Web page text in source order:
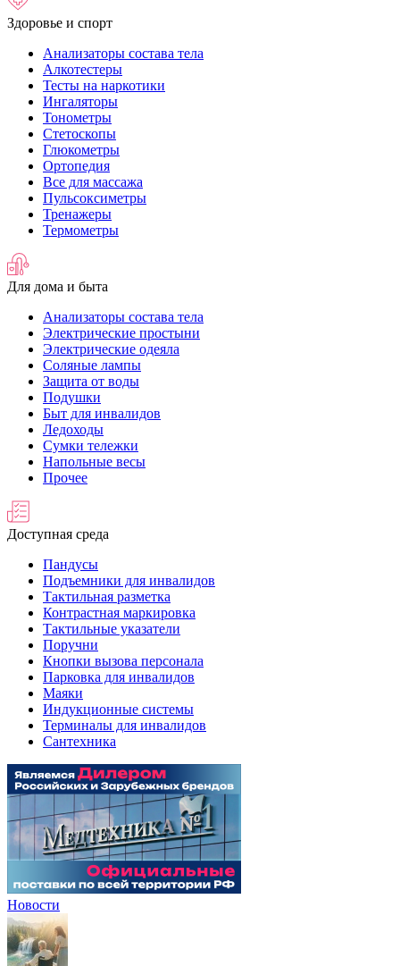
Здоровье и спорт
Анализаторы состава тела
Алкотестеры
Тесты на наркотики
Ингаляторы
Тонометры
Стетоскопы
Глюкометры
Ортопедия
Все для массажа
Пульсоксиметры
Тренажеры
Термометры
Для дома и быта
Анализаторы состава тела
Электрические простыни
Электрические одеяла
Соляные лампы
Защита от воды
Подушки
Быт для инвалидов
Ледоходы
Сумки тележки
Напольные весы
Прочее
Доступная среда
Пандусы
Подъемники для инвалидов
Тактильная разметка
Контрастная маркировка
Тактильные указатели
Поручни
Кнопки вызова персонала
Парковка для инвалидов
Маяки
Индукционные системы
Терминалы для инвалидов
Сантехника
Новости